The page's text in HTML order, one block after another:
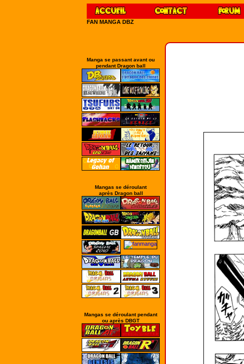
FAN MANGA DBZ
Manga se passant avant ou
pendant Dragon ball
Mangas se déroulant
après Dragon ball
Mangas se déroulant pendant
ou après DBGT